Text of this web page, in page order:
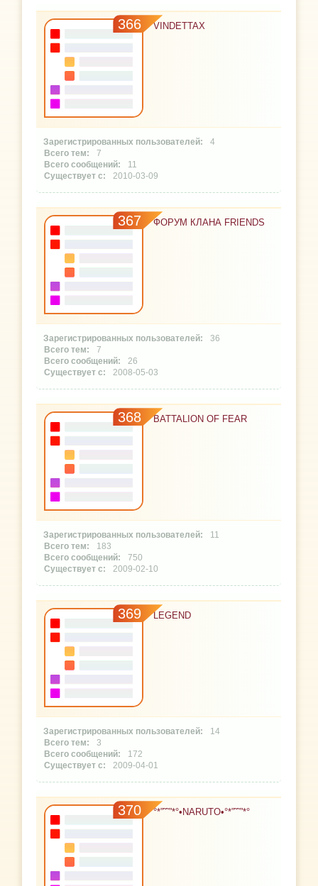
366 VINDETTAX
4
7
11
2010-03-09
367 ФОРУМ КЛАНА FRIENDS
36
7
26
2008-05-03
368 BATTALION OF FEAR
11
183
750
2009-02-10
369 LEGEND
14
3
172
2009-04-01
370 °*”˜˜”*°•NARUTO•°*”˜˜”*°